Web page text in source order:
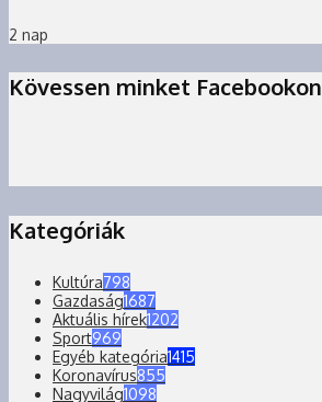
2 nap
Kövessen minket
Kategóriák
Kultúra798
Gazdaság1687
Aktuális hírek1202
Sport969
Egyéb kategória1415
Koronavírus855
Nagyvilág1098